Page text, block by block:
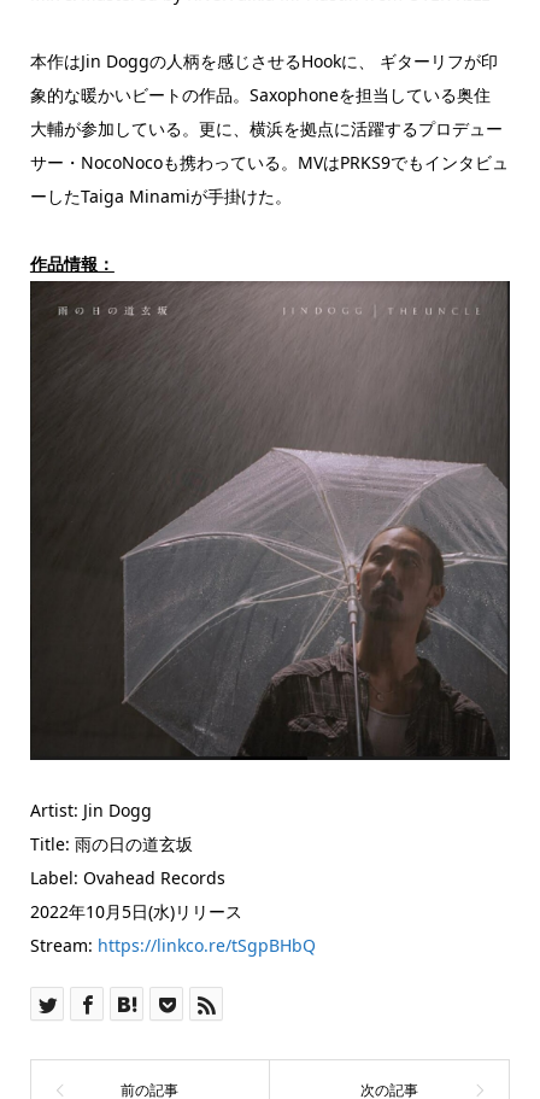
本作はJin Doggの人柄を感じさせるHookに、 ギターリフが印
象的な暖かいビートの作品。Saxophoneを担当している奥住
大輔が参加している。更に、横浜を拠点に活躍するプロデュー
サー・NocoNocoも携わっている。MVはPRKS9でもインタビュ
ーしたTaiga Minamiが手掛けた。
作品情報：
Artist: Jin Dogg
Title: 雨の日の道玄坂
Label: Ovahead Records
2022年10月5日(水)リリース
Stream: https://linkco.re/tSgpBHbQ